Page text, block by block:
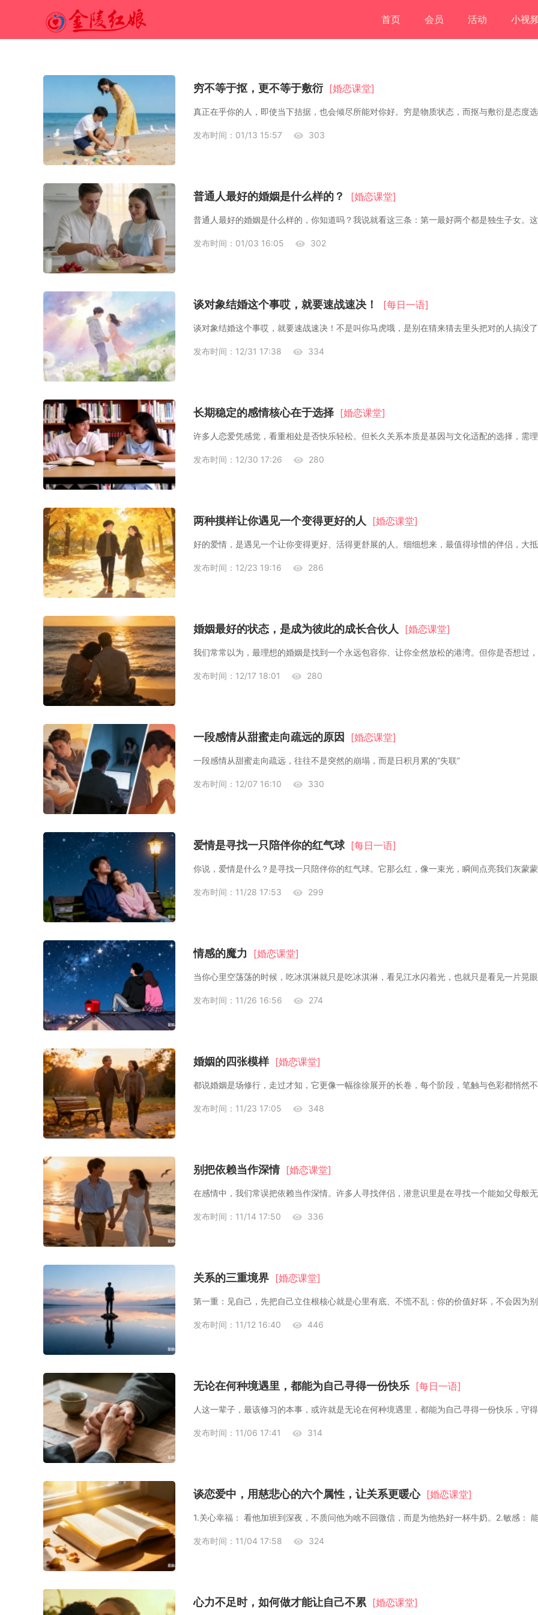
首页 会员 活动 小视
穷不等于抠，更不等于敷衍 [婚恋课堂]
发布时间：01/13 15:57 303
普通人最好的婚姻是什么样的？ [婚恋课堂]
发布时间：01/03 16:05 302
谈对象结婚这个事哎，就要速战速决！ [每日一语]
发布时间：12/31 17:38 334
长期稳定的感情核心在于选择 [婚恋课堂]
发布时间：12/30 17:26 280
两种摸样让你遇见一个变得更好的人 [婚恋课堂]
发布时间：12/23 19:16 286
婚姻最好的状态，是成为彼此的成长合伙人 [婚恋课堂]
发布时间：12/17 18:01 280
一段感情从甜蜜走向疏远的原因 [婚恋课堂]
一段感情从甜蜜走向疏远，往往不是突然的崩塌，而是日积月累的“失联”
发布时间：12/07 16:10 330
爱情是寻找一只陪伴你的红气球 [每日一语]
发布时间：11/28 17:53 299
情感的魔力 [婚恋课堂]
发布时间：11/26 16:56 274
婚姻的四张模样 [婚恋课堂]
发布时间：11/23 17:05 348
别把依赖当作深情 [婚恋课堂]
发布时间：11/14 17:50 336
关系的三重境界 [婚恋课堂]
第一重：见自己，先把自己立住根​核心就是心里有底、不慌不乱：你的价值好坏，不会因为
发布时间：11/12 16:40 446
无论在何种境遇里，都能为自己寻得一份快乐 [每日一语]
发布时间：11/06 17:41 314
谈恋爱中，用慈悲心的六个属性，让关系更暖心 [婚恋课堂]
1.关心幸福： 看他加班到深夜，不质问他为啥不回微信，而是为他热好一杯牛奶。2.敏感：
发布时间：11/04 17:58 324
心力不足时，如何做才能让自己不累 [婚恋课堂]